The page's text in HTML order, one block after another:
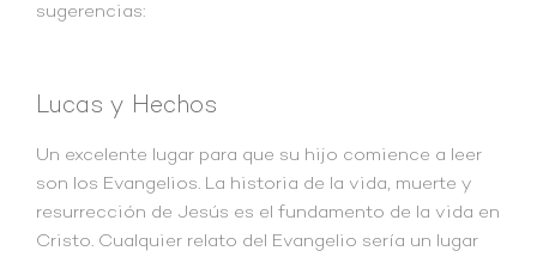
sugerencias:
Lucas y Hechos
Un excelente lugar para que su hijo comience a leer
son los Evangelios. La historia de la vida, muerte y
resurrección de Jesús es el fundamento de la vida en
Cristo. Cualquier relato del Evangelio sería un lugar